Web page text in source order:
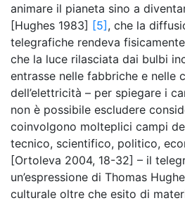
animare il pianeta sino a
[Hughes 1983] [5] , che la
telegrafiche rendeva
che la luce rilasciata dai bulbi
entrasse nelle fabbriche e nelle
dell’elettricità – per spiegare i
non è possibile escludere
coinvolgono molteplici campi
tecnico, scientifico, politico,
[Ortoleva 2004, 18-32] – il
un’espressione di Thomas
culturale oltre che esito di